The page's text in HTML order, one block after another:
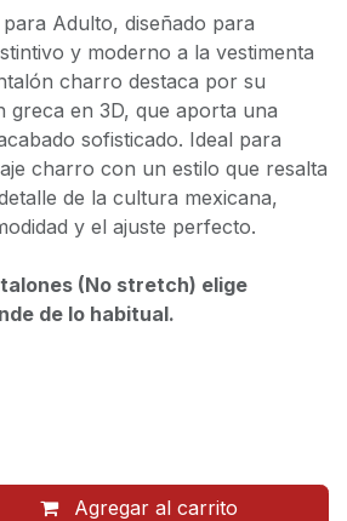
Adulto, diseñado para
y moderno a la vestimenta
charro destaca por su
greca en 3D, que aporta una
sofisticado. Ideal para
charro con un estilo que resalta
de la cultura mexicana,
y el ajuste perfecto.
(No stretch) elige
de lo habitual.
Agregar al carrito